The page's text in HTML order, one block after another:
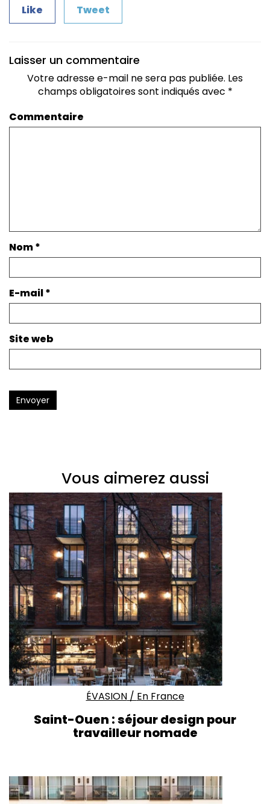
Like Tweet
Laisser un commentaire
Votre adresse e-mail ne sera pas publiée. Les
champs obligatoires sont indiqués avec *
Commentaire
Nom*
E-mail*
Site web
Envoyer
Vous aimerez aussi
ÉVASION/ En France
Saint-Ouen : séjour design pour
travailleur nomade